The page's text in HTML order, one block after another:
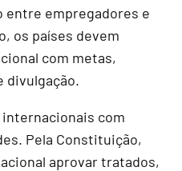
entre empregadores e
os países devem
com metas,
divulgação.
com
Pela Constituição,
aprovar tratados,